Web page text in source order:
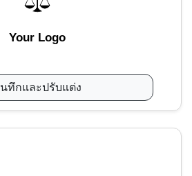
Your Logo
ทึกและปรับแต่ง